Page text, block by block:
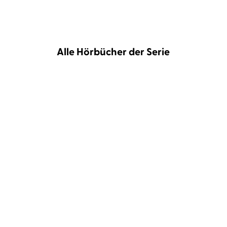
Alle Hörbücher der Serie